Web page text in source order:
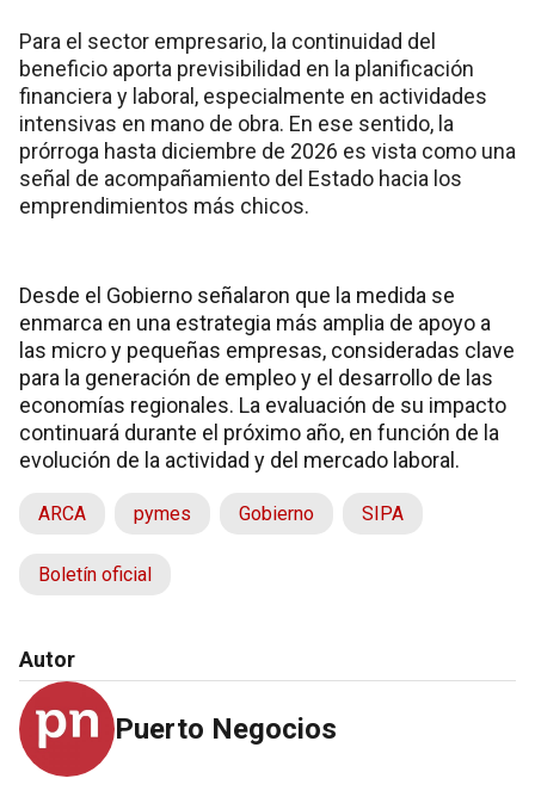
Para el sector empresario, la continuidad del
beneficio aporta previsibilidad en la planificación
financiera y laboral, especialmente en actividades
intensivas en mano de obra. En ese sentido, la
prórroga hasta diciembre de 2026 es vista como una
señal de acompañamiento del Estado hacia los
emprendimientos más chicos.
Desde el Gobierno señalaron que la medida se
enmarca en una estrategia más amplia de apoyo a
las micro y pequeñas empresas, consideradas clave
para la generación de empleo y el desarrollo de las
economías regionales. La evaluación de su impacto
continuará durante el próximo año, en función de la
evolución de la actividad y del mercado laboral.
ARCA pymes Gobierno SIPA
Boletín oficial
Autor
Puerto Negocios